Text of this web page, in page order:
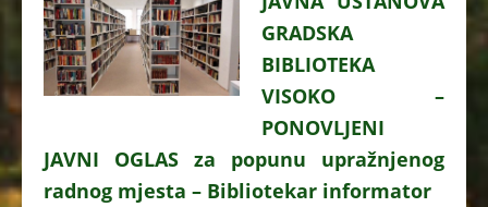
GRADSKA
BIBLIOTEKA
VISOKO –
PONOVLJENI
JAVNI OGLAS za popunu upražnjenog
radnog mjesta – Bibliotekar informator